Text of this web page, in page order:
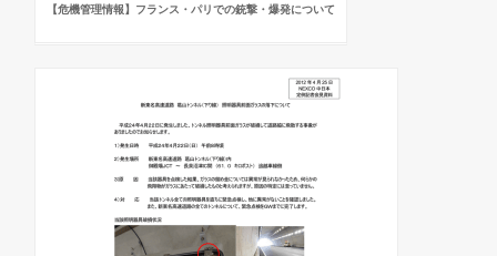
【危機管理情報】フランス・パリでの銃撃・爆発について